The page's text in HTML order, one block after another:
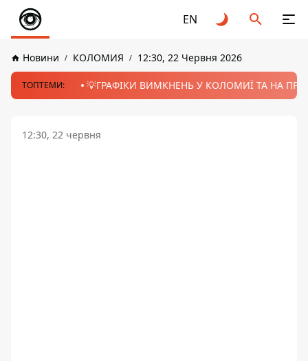
EN
Новини КОЛОМИЯ 12:30, 22 Червня 2026
ТОПТЕМИ: 💡ГРАФІКИ ВИМКНЕНЬ У КОЛОМИЇ ТА НА
12:30, 22 червня